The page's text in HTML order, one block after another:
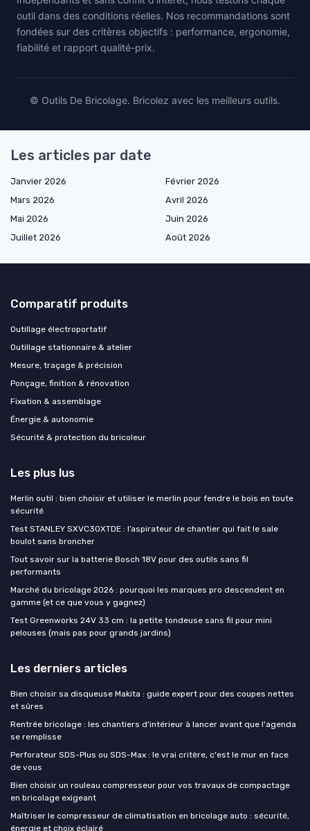
outil dans des conditions réelles. Nos recommandations sont
fondées sur des critères objectifs : performance, ergonomie,
fiabilité et rapport qualité-prix.
© Outils De Bricolage. Bricolez avec les meilleurs outils.
Les articles par date
Janvier 2026
Février 2026
Mars 2026
Avril 2026
Mai 2026
Juin 2026
Juillet 2026
Août 2026
Comparatif produits
Outillage électroportatif
Outillage stationnaire & atelier
Mesure, traçage & précision
Ponçage, finition & rénovation
Fixation & assemblage
Énergie & autonomie
Sécurité & protection du bricoleur
Les plus lus
Merlin outil : bien choisir et utiliser le merlin pour fendre le bois en toute
sécurité
Test STANLEY SXVC30XTDE : l’aspirateur de chantier qui fait le sale
boulot sans broncher
Tout savoir sur la batterie Bosch 18V pour des outils sans fil
performants
Marché du bricolage 2026 : pourquoi les marques pro descendent en
gamme (et ce que vous y gagnez)
Test Greenworks 24V 33 cm : la petite tondeuse sans fil pour mini
pelouses (mais pas pour grands jardins)
Les derniers articles
Bien choisir sa disqueuse Makita : guide expert pour des coupes nettes
et sûres
Rentrée bricolage : les chantiers d'intérieur à lancer avant que l'agenda
se remplisse
Perforateur SDS-Plus ou SDS-Max : le vrai critère, c'est le mur en face
de vous
Bien choisir un rouleau compresseur pour vos travaux de compactage
en bricolage exigeant
Maîtriser le compresseur de climatisation en bricolage auto : sécurité,
énergie et choix éclairé